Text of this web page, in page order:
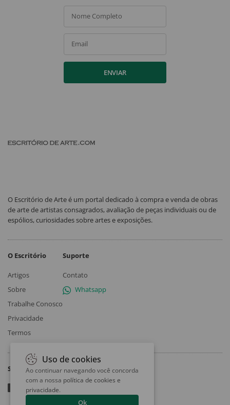
Nome Completo
Email
ENVIAR
O Escritório de Arte é um portal dedicado à compra e venda de obras
de arte de artistas consagrados, avaliação de peças individuais ou de
espólios, curiosidades sobre artes e exposições.
O Escritório
Artigos
Sobre
Trabalhe Conosco
Privacidade
Termos
Suporte
Contato
Whatsapp
Siga
Uso de cookies
Ao continuar navegando você concorda
com a nossa política de cookies e
privacidade.
Ok